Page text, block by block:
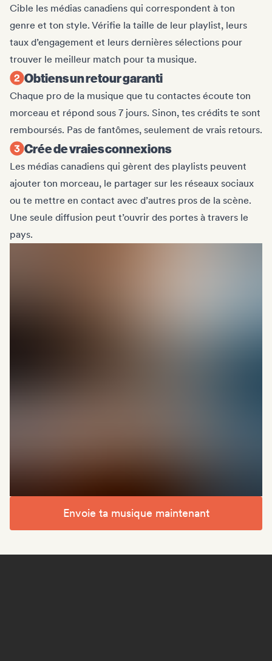
Cible les médias canadiens qui correspondent à ton
genre et ton style. Vérifie la taille de leur playlist, leurs
taux d’engagement et leurs dernières sélections pour
trouver le meilleur match pour ta musique.
Obtiens un retour garanti
Chaque pro de la musique que tu contactes écoute ton
morceau et répond sous 7 jours. Sinon, tes crédits te sont
remboursés. Pas de fantômes, seulement de vrais retours.
Crée de vraies connexions
Les médias canadiens qui gèrent des playlists peuvent
ajouter ton morceau, le partager sur les réseaux sociaux
ou te mettre en contact avec d’autres pros de la scène.
Une seule diffusion peut t’ouvrir des portes à travers le
pays.
Envoie ta musique maintenant